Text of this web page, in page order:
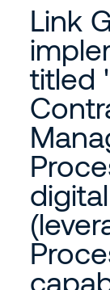
Link
titled